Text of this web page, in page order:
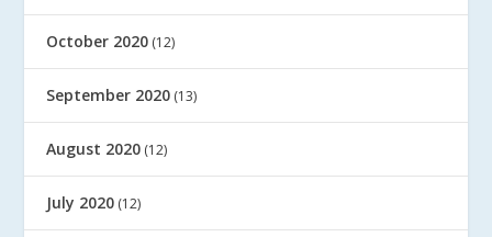
October 2020 (12)
September 2020 (13)
August 2020 (12)
July 2020 (12)